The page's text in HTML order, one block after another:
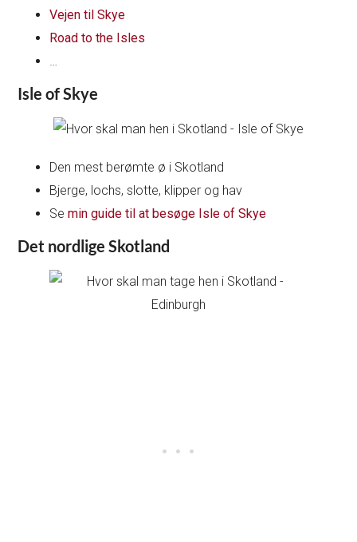
Vejen til Skye
Road to the Isles
Isle of Skye
Den mest berømte ø i Skotland
Bjerge, lochs, slotte, klipper og hav
Semin guide til at besøge Isle of Skye
Det nordlige Skotland